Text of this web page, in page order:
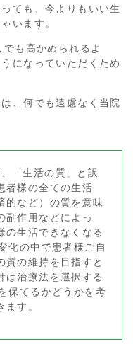
ても、今よりもいい生
います。
も高かめられるよ
になっていただくため
、何でも遠慮なく当院
「生活の質」と訳
者様の全ての生活
的など）の質を意味
副作用などによっ
の生活できなくなる
化の中で患者様ご自
質の維持を目指すと
は治療法を選択する
保てるかどうかを考
す。